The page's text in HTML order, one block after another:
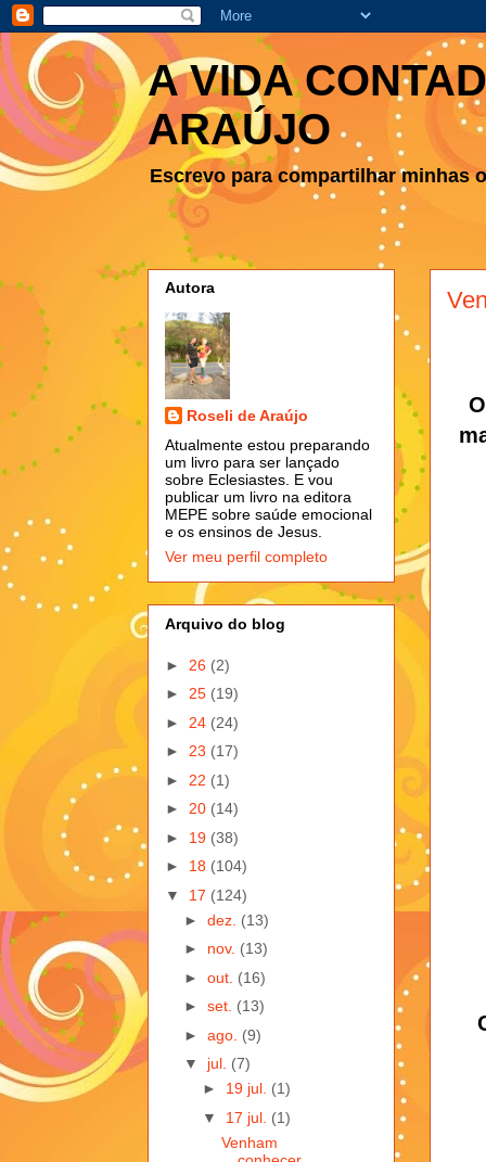
A VIDA
ARAÚJO
Escrevo para compartilhar minhas
Autora
Roseli de Araújo
Atualmente estou preparando
um livro para ser lançado
sobre Eclesiastes. E vou
publicar um livro na editora
MEPE sobre saúde emocional
e os ensinos de Jesus.
Ver meu perfil completo
Arquivo do blog
► 26 (2)
► 25 (19)
► 24 (24)
► 23 (17)
► 22 (1)
► 20 (14)
► 19 (38)
► 18 (104)
▼ 17 (124)
► dez. (13)
► nov. (13)
► out. (16)
► set. (13)
► ago. (9)
▼ jul. (7)
► 19 jul. (1)
▼ 17 jul. (1)
Venham